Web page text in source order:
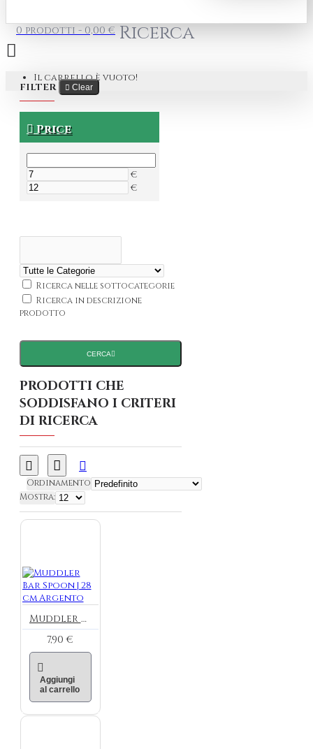
0 prodotti - 0,00 €
Il carrello è vuoto!
Ricerca
FILTER Clear
Price
€
€
Ricerca nelle sottocategorie
Ricerca in descrizione
prodotto
CERCA
PRODOTTI CHE
SODDISFANO I CRITERI
DI RICERCA
Ordinamento
Mostra:
Muddler Bar Spoon | 28 cm Argento
7,90 €
Aggiungi
al carrello